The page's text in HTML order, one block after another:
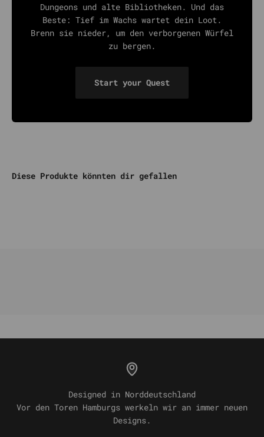
Dungeons und alte Bibliotheken. Und das
Beste: Tief im Wachs wartet dein Loot.
Brenn sie nieder, um den verborgenen Würfel
zu bergen.
Start your Quest
Diese Produkte könnten dir gefallen
Designed in Norddeutschland
Vor den Toren Hamburgs werkeln wir an immer neuen
Designs.